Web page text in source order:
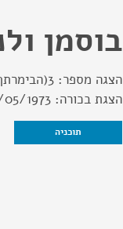
בוסמן
הצגה מספר: 3(הבימרתף)
הצגת בכורה: 1973
תוכניה